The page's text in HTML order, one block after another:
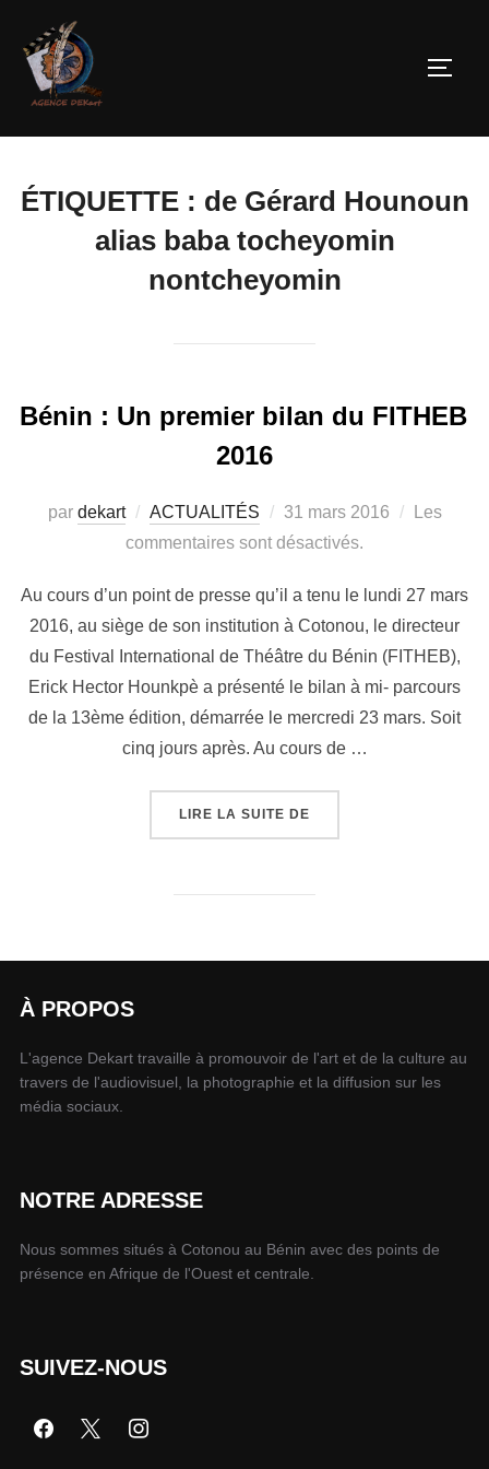
ÉTIQUETTE : de Gérard Hounoun
alias baba tocheyomin
nontcheyomin
Bénin : Un premier bilan du FITHEB
2016
par dekart ACTUALITÉS 31 mars 2016
Les
commentaires sont désactivés.
Au cours d’un point de presse qu’il a tenu le lundi 27 mars
2016, au siège de son institution à Cotonou, le directeur
du Festival International de Théâtre du Bénin (FITHEB),
Erick Hector Hounkpè a présenté le bilan à mi- parcours
de la 13ème édition, démarrée le mercredi 23 mars. Soit
cinq jours après. Au cours de …
LIRE LA SUITE DE
À PROPOS
L'agence Dekart travaille à promouvoir de l'art et de la culture au
travers de l'audiovisuel, la photographie et la diffusion sur les
média sociaux.
NOTRE ADRESSE
Nous sommes situés à Cotonou au Bénin avec des points de
présence en Afrique de l'Ouest et centrale.
SUIVEZ-NOUS